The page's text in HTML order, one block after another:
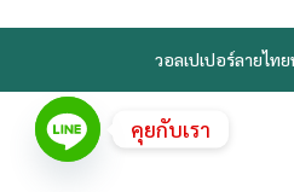
วอลเปเปอร์ลายไท
คุยกับเรา